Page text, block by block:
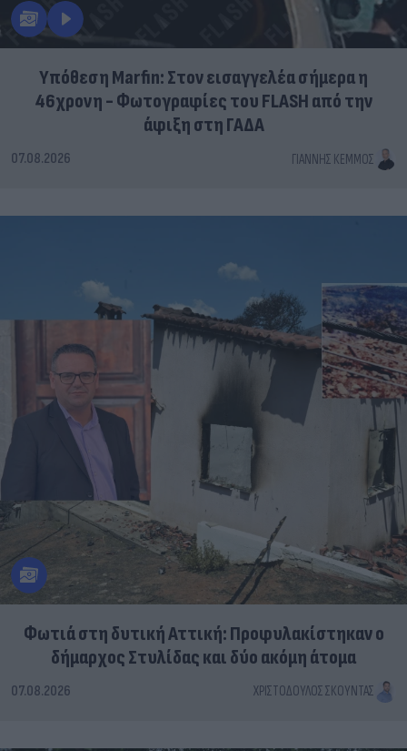
Υπόθεση Marfin: Στον εισαγγελέα σήμερα η
46χρονη - Φωτογραφίες του FLASH από την
άφιξη στη ΓΑΔΑ
07.08.2026 ΓΙΆΝΝΗΣ ΚΈΜΜΟΣ
Φωτιά στη δυτική Αττική: Προφυλακίστηκαν ο
δήμαρχος Στυλίδας και δύο ακόμη άτομα
07.08.2026 ΧΡΙΣΤΌΔΟΥΛΟΣ ΣΚΟΎΝΤΑΣ